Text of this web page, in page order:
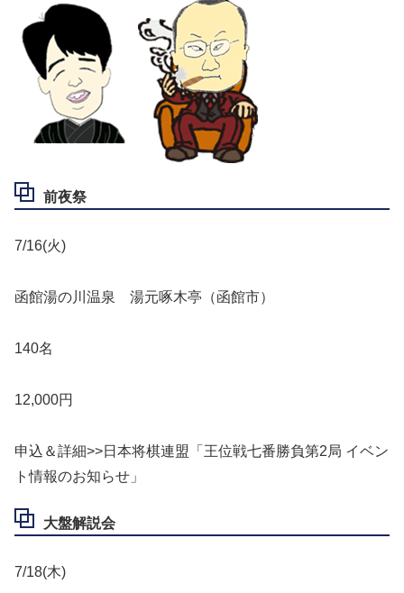
前夜祭
7/16(火)
函館湯の川温泉 湯元啄木亭（函館市）
140名
12,000円
申込＆詳細>>日本将棋連盟「王位戦七番勝負第2局 イベン
ト情報のお知らせ」
大盤解説会
7/18(木)